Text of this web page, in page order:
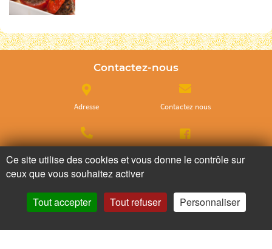
Contactez-nous
Adresse Contactez nous
Instagram
Ne ratez plus rien,
Ce site utilise des cookies et vous donne le contrôle sur
ceux que vous souhaitez activer
Tout accepter Tout refuser Personnaliser